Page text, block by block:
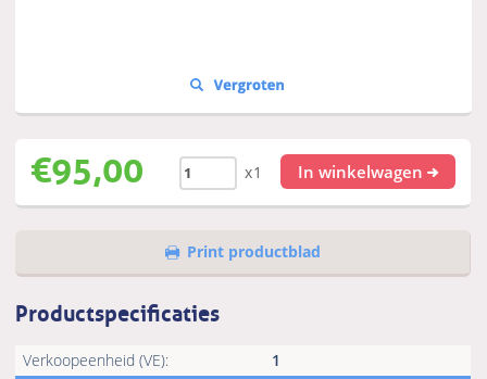
€95,00 x1 In winkelwagen
Print productblad
Productspecificaties
Verkoopeenheid (VE):
1